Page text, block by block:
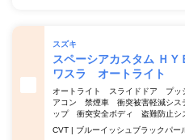
スズキ
スペーシアカスタム Ｈ
ワスラ オートライト
オートライト スライドドア プッ
アコン 禁煙車 衝突被害軽減シス
ップ 衝突安全ボディ 盗難防止シ
CVT | ブルーイッシュブラックパー